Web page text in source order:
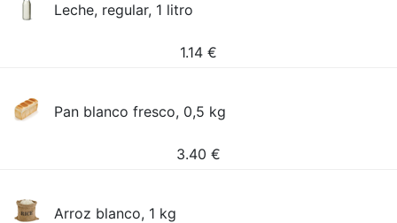
Leche, regular, 1 litro
1.14 €
Pan blanco fresco, 0,5 kg
3.40 €
Arroz blanco, 1 kg